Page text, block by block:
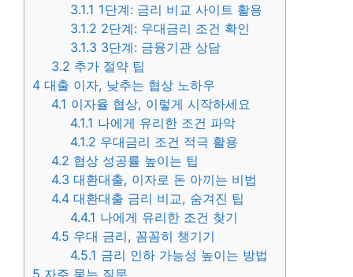
3.1.1 1단계: 금리 비교 사이트 활용
3.1.2 2단계: 우대금리 조건 확인
3.1.3 3단계: 금융기관 상담
3.2 추가 절약 팁
4 대출 이자, 낮추는 협상 노하우
4.1 이자율 협상, 이렇게 시작하세요
4.1.1 나에게 유리한 조건 파악
4.1.2 우대금리 조건 적극 활용
4.2 협상 성공률 높이는 팁
4.3 대환대출, 이자로 돈 아끼는 비법
4.4 대환대출 금리 비교, 숨겨진 팁
4.4.1 나에게 유리한 조건 찾기
4.5 우대 금리, 꼼꼼히 챙기기
4.5.1 금리 인하 가능성 높이는 방법